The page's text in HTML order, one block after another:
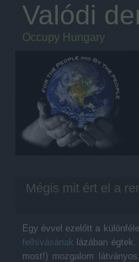
Valódi
Occupy Hungary
Mégis mit ért el a
Egy évvel ezelőtt a
felhívásának lázában
most!) mozgalom